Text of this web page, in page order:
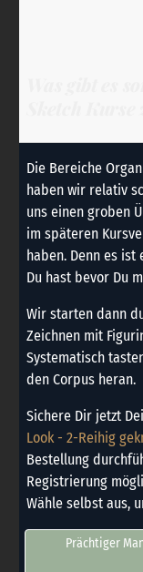
Die Bereiche
haben wir relativ
uns einen groben
im späteren
haben. Denn es
Du hast bevor Du
Wir starten dann
Zeichnen mit
Systematisch
den Corpus heran.
Sichere Dir jetzt
Look - 2-Reihig
Bestellung
Registrierung
Wähle selbst aus,
Prächtiger